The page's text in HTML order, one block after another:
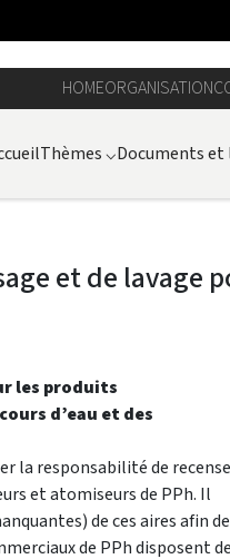
HOMEORGANISATION
Thèmes ⌵Documents et
et de lavage
les produits
d’eau et des
la responsabilité de
et atomiseurs de PPh. Il
de ces aires afin de
de PPh disposent de